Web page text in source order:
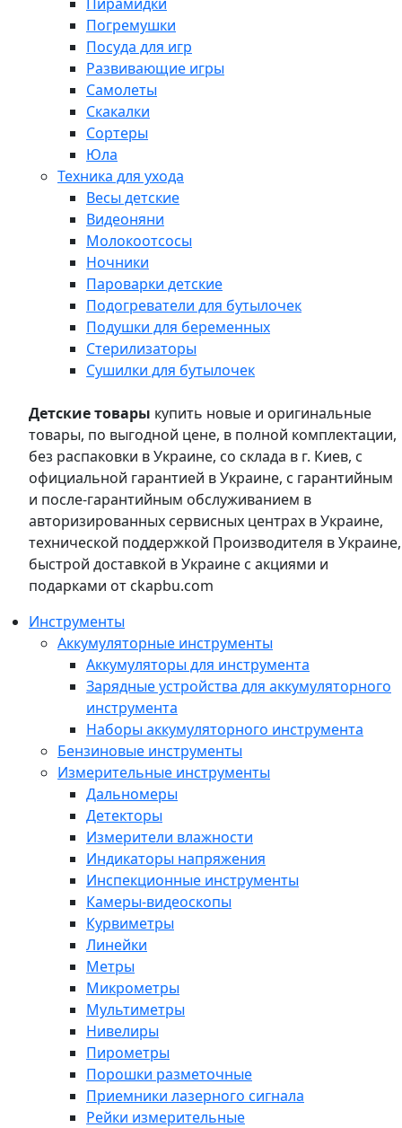
Погремушки
Посуда для игр
Развивающие игры
Самолеты
Скакалки
Сортеры
Юла
Техника для ухода
Весы детские
Видеоняни
Молокоотсосы
Ночники
Пароварки детские
Подогреватели для бутылочек
Подушки для беременных
Стерилизаторы
Сушилки для бутылочек
Детские товары купить новые и оригинальные
товары, по выгодной цене, в полной комплектации,
без распаковки в Украине, со склада в г. Киев, с
официальной гарантией в Украине, с гарантийным
и после-гарантийным обслуживанием в
авторизированных сервисных центрах в Украине,
технической поддержкой Производителя в Украине,
быстрой доставкой в Украине с акциями и
подарками от ckapbu.com
Инструменты
Аккумуляторные инструменты
Аккумуляторы для инструмента
Зарядные устройства для аккумуляторного
инструмента
Наборы аккумуляторного инструмента
Бензиновые инструменты
Измерительные инструменты
Дальномеры
Детекторы
Измерители влажности
Индикаторы напряжения
Инспекционные инструменты
Камеры-видеоскопы
Курвиметры
Линейки
Метры
Микрометры
Мультиметры
Нивелиры
Пирометры
Порошки разметочные
Приемники лазерного сигнала
Рейки измерительные